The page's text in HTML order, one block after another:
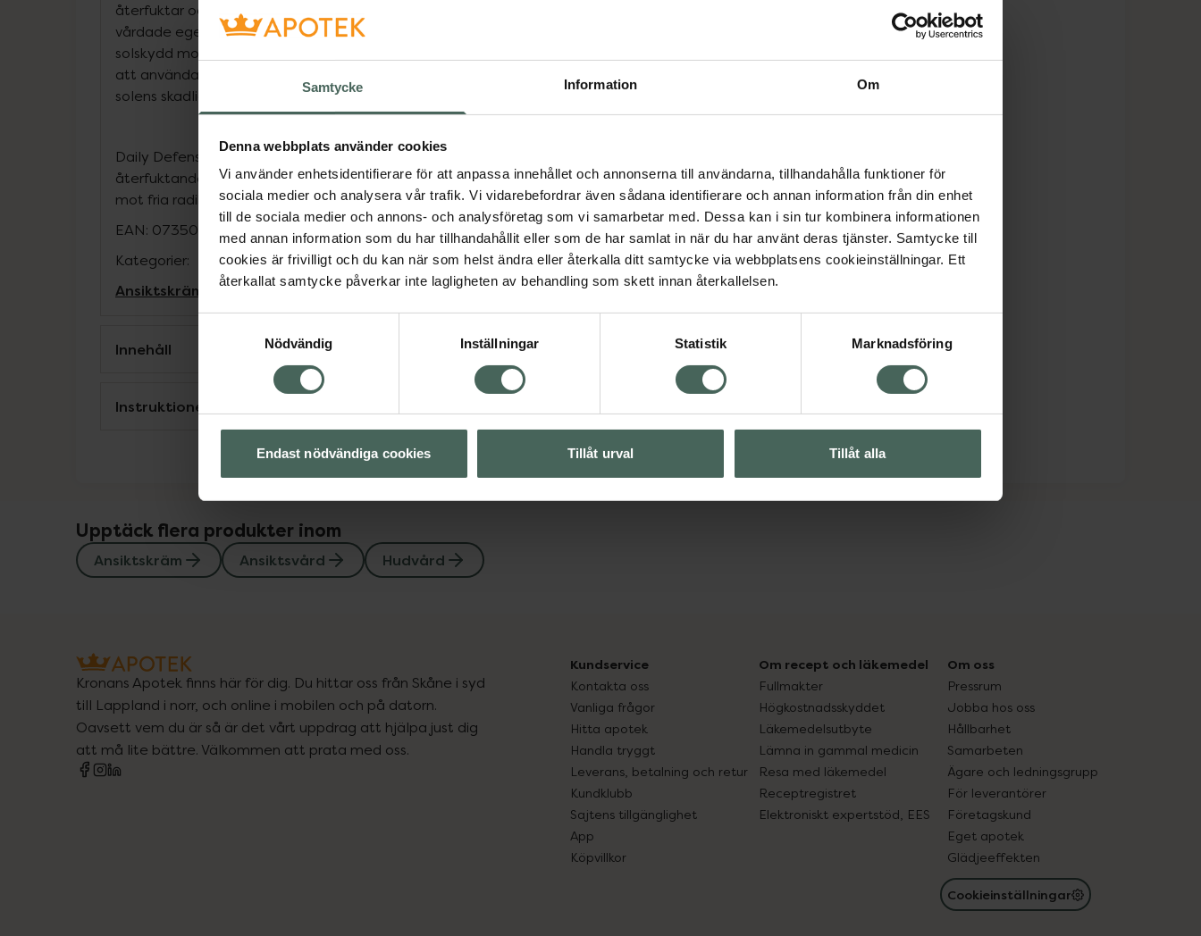
Samtycke Information Om
Denna webbplats använder cookies
Vi använder enhetsidentifierare för att anpassa innehållet och annonserna till användarna, tillhandahålla funktioner för
sociala medier och analysera vår trafik. Vi vidarebefordrar även sådana identifierare och annan information från din enhet
till de sociala medier och annons- och analysföretag som vi samarbetar med. Dessa kan i sin tur kombinera informationen
med annan information som du har tillhandahållit eller som de har samlat in när du har använt deras tjänster. Samtycke till
cookies är frivilligt och du kan när som helst ändra eller återkalla ditt samtycke via webbplatsens cookieinställningar. Ett
återkallat samtycke påverkar inte lagligheten av behandling som skett innan återkallelsen.
Nödvändig
Inställningar Statistik Marknadsföring
Endast nödvändiga cookies Tillåt urval Tillåt alla
återfuktar och mjukgör. Denna ansiktskräm med SPF 50 har
vårdade egenskaper som en dagkräm men också ett optimalt
solskydd mot solens skadliga effekter. Därför passar den utmärkt
att använda varje dag när du också vill ha ett effektivt skydd mot
solens skadliga strålar.
Daily Defense Ultra-Light Moisturizer SPF 50 innehåller
återfuktande glycerin, närande solrosolja och Vitamin E som skydd
mot fria radikaler. Vattenresistent och oparfymerad.
EAN: 07350134100088
Kategorier:
Ansiktskräm AnsiktsvårdHudvård
Innehåll Visa
Instruktioner
Upptäck flera produkter inom
Ansiktskräm Ansiktsvård Hudvård
Kronans Apotek finns här för dig. Du hittar oss från Skåne i syd
till Lappland i norr, och online i mobilen och på datorn.
Oavsett vem du är så är det vårt uppdrag att hjälpa just dig
att må lite bättre. Välkommen att prata med oss.
Kundservice
Kontakta oss
Vanliga frågor
Hitta apotek
Handla tryggt
Leverans, betalning och retur
Kundklubb
Sajtens tillgänglighet
App
Köpvillkor
Om recept och läkemedel
Fullmakter
Högkostnadsskyddet
Läkemedelsutbyte
Lämna in gammal medicin
Resa med läkemedel
Receptregistret
Elektroniskt expertstöd, EES
Om oss
Pressrum
Jobba hos oss
Hållbarhet
Samarbeten
Ägare och ledningsgrupp
För leverantörer
Företagskund
Eget apotek
Glädjeeffekten
Cookieinställningar